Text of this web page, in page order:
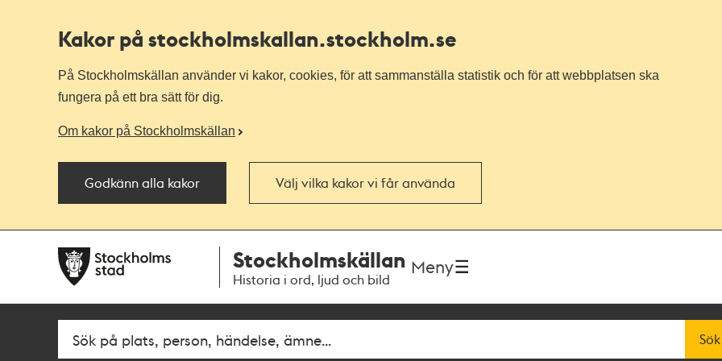
Kakor på stockholmskallan.stockholm.se
På Stockholmskällan använder vi kakor, cookies, för att sammanställa statistik och för att webbplatsen ska
fungera på ett bra sätt för dig.
Om kakor på Stockholmskällan
Godkänn alla kakor Välj vilka kakor vi får använda
navigationen
huvudinnehållet
Stockholmskällan
Historia i ord, ljud och bild
Meny
Fritextsök Sök